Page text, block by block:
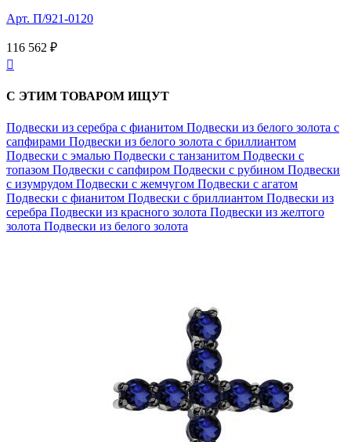
Арт. П/921-0120
116 562 ₽

С ЭТИМ ТОВАРОМ ИЩУТ
Подвески из серебра с фианитом Подвески из белого золота с
сапфирами Подвески из белого золота с бриллиантом
Подвески с эмалью Подвески с танзанитом Подвески с
топазом Подвески с сапфиром Подвески с рубином Подвески
с изумрудом Подвески с жемчугом Подвески с агатом
Подвески с фианитом Подвески с бриллиантом Подвески из
серебра Подвески из красного золота Подвески из желтого
золота Подвески из белого золота